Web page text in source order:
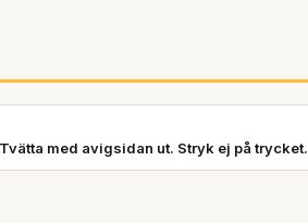
med avigsidan ut. Stryk ej på trycket.